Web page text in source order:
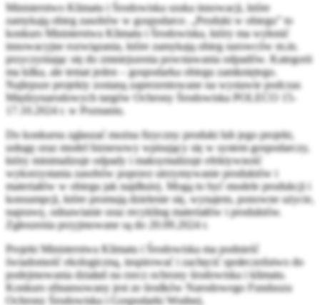
Ministerstwo Klimatu i Środowiska szuka innowacji, które
zamykają obieg zasobów w gospodarce. „Produkt w obiegu” to
konkurs Ministerstwa Klimatu i Środowiska, który ma wyłonić
innowacyjne rozwiązania, które zamykają obieg surowców m.in.
przyczyniając się do zmniejszenia powstawania odpadów. Kategorii
ma kilka, ale temat jeden – gospodarka obiegu zamkniętego.
Najlepsze projekty zostaną zaprezentowane na wystawie podczas
Międzynarodowych targów Ochrony Środowiska POLECO 15-
17.10.2024 r. w Poznaniu.
Do konkursu zgłaszać można fizyczny produkt lub jego projekt,
usługę oraz model biznesowy wpisujący się w system gospodarczy,
który minimalizuje odpady i maksymalizuje efektywność
wykorzystania zasobów poprzez utrzymywanie produktów i
materiałów w obiegu jak najdłużej. Mogą to być modele produkcji i
konsumpcji, które promują dzielenie się, wynajem, ponowne użycie,
naprawę, odnawianie oraz recykling materiałów i produktów.
Zgłoszenia przyjmowane są do 20.09.2024 r.
Projekt Ministerstwa Klimatu i Środowiska ma podnieść
świadomość ekologiczną, inspirować i zachęcić społeczeństwo do
podejmowania działań na rzecz ochrony środowiska i klimatu.
Konkurs sfinansowany jest ze środków Narodowego Funduszu
Ochrony Środowiska i Gospodarki Wodnej.